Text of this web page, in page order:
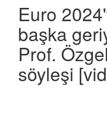
Euro
başka
Prof.
söyleşi